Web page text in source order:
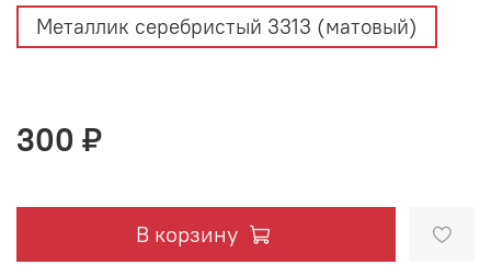
Металлик серебристый 3313 (матовый)
300 ₽
В корзину